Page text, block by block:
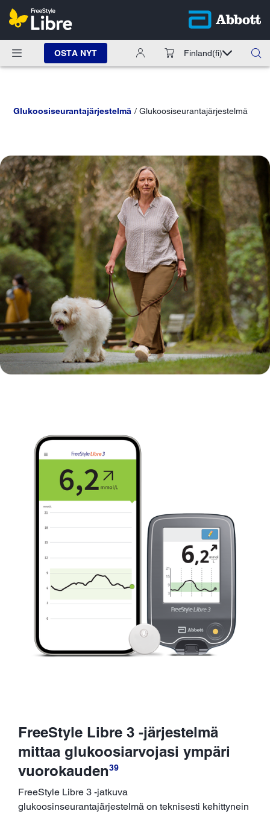
OSTA NYT Finland(fi)
Glukoosiseurantajärjestelmä Glukoosiseurantajärjestelmä
FreeStyle Libre 3 -järjestelmä
mittaa glukoosiarvojasi ympäri
vuorokauden39
FreeStyle Libre 3 -jatkuva
glukoosinseurantajärjestelmä on teknisesti kehittynein